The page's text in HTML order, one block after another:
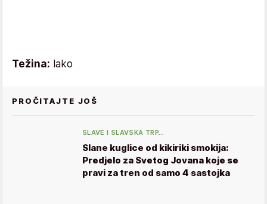
Težina: lako
PROČITAJTE JOŠ
SLAVE I SLAVSKA TRP…
Slane kuglice od kikiriki smokija:
Predjelo za Svetog Jovana koje se
pravi za tren od samo 4 sastojka